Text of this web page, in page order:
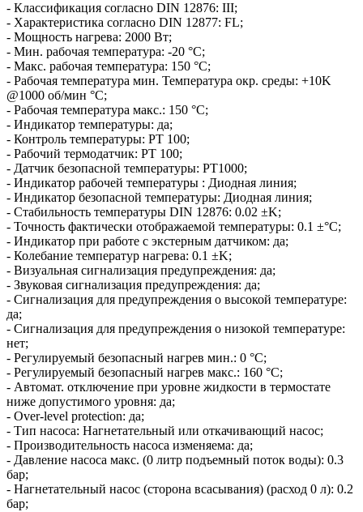
- Классификация согласно DIN 12876: III;
- Характеристика согласно DIN 12877: FL;
- Мощность нагрева: 2000 Вт;
- Мин. рабочая температура: -20 °C;
- Макс. рабочая температура: 150 °C;
- Рабочая температура мин. Температура окр. среды: +10K
@1000 об/мин °C;
- Рабочая температура макс.: 150 °C;
- Индикатор температуры: да;
- Контроль температуры: PT 100;
- Рабочий термодатчик: PT 100;
- Датчик безопасной температуры: PT1000;
- Индикатор рабочей температуры : Диодная линия;
- Индикатор безопасной температуры: Диодная линия;
- Стабильность температуры DIN 12876: 0.02 ±K;
- Точность фактически отображаемой температуры: 0.1 ±°C;
- Индикатор при работе с экстерным датчиком: да;
- Колебание температур нагрева: 0.1 ±K;
- Визуальная сигнализация предупреждения: да;
- Звуковая сигнализация предупреждения: да;
- Сигнализация для предупреждения о высокой температуре:
да;
- Сигнализация для предупреждения о низокой температуре:
нет;
- Регулируемый безопасный нагрев мин.: 0 °C;
- Регулируемый безопасный нагрев макс.: 160 °C;
- Автомат. отключение при уровне жидкости в термостате
ниже допустимого уровня: да;
- Over-level protection: да;
- Тип насоса: Нагнетательный или откачивающий насос;
- Производительность насоса изменяема: да;
- Давление насоса макс. (0 литр подъемный поток воды): 0.3
бар;
- Нагнетательный насос (сторона всасывания) (расход 0 л): 0.2
бар;